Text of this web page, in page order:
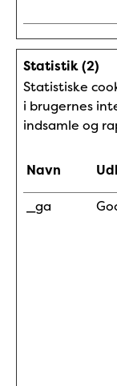
Statistik (2)
Statistiske
i brugernes
indsamle og
Navn
_ga